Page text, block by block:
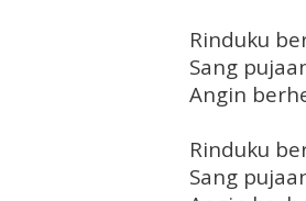
Rinduku
Sang
Angin
Rinduku
Sang